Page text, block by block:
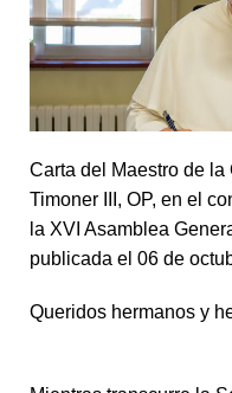
Carta del Maestro de la
Timoner III, OP, en el
la XVI Asamblea
publicada el 06 de
Queridos hermanos y